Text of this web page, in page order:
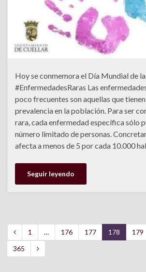
Hoy se conmemora el Día Mundial de
#EnfermedadesRaras Las
poco frecuentes son aquellas que
prevalencia en la población. Para ser
rara, cada enfermedad específica sólo
número limitado de personas.
afecta a menos de 5 por cada 10.000
Seguir leyendo
1 … 176 177 178 179
365